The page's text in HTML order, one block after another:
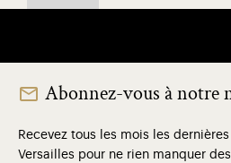
Abonnez-vous à notre
Recevez tous les mois les
Versailles pour ne rien manquer